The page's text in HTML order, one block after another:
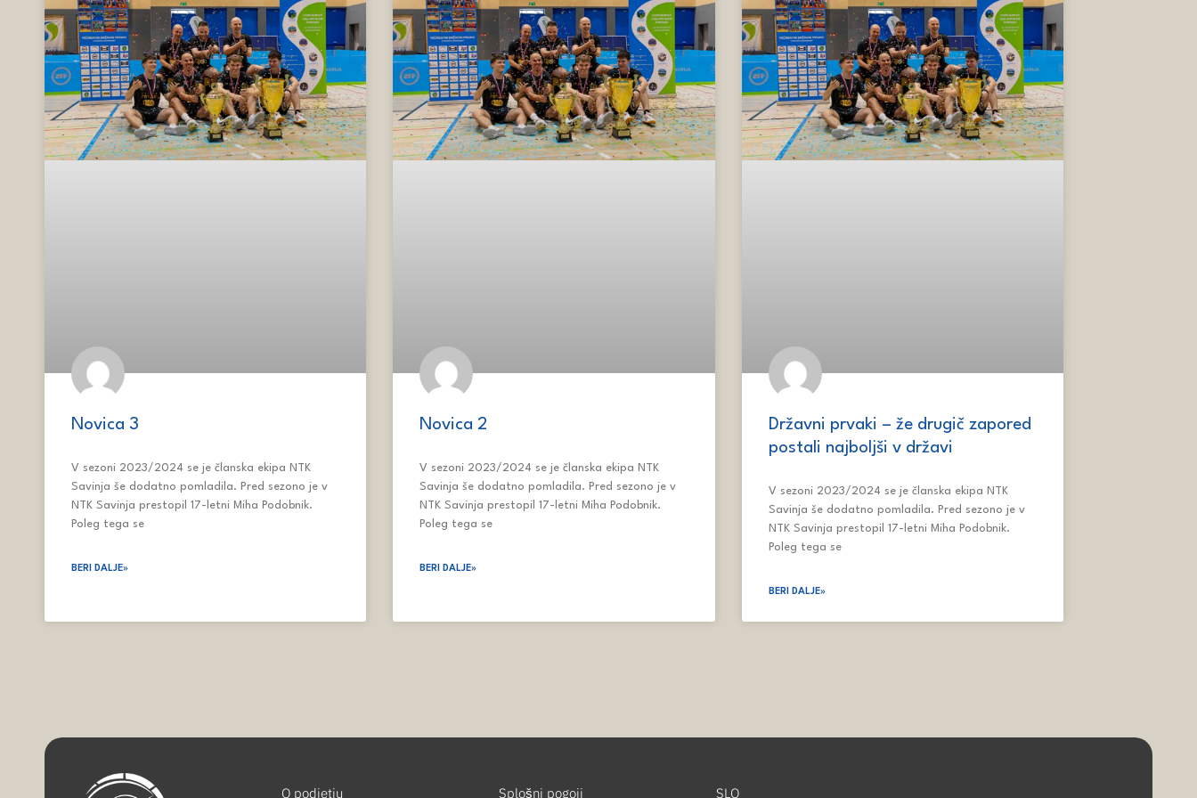
Novica 3
V sezoni 2023/2024 se je članska ekipa NTK
Savinja še dodatno pomladila. Pred sezono je v
NTK Savinja prestopil 17-letni Miha Podobnik.
Poleg tega se
BERI DALJE»
Novica 2
V sezoni 2023/2024 se je članska ekipa NTK
Savinja še dodatno pomladila. Pred sezono je v
NTK Savinja prestopil 17-letni Miha Podobnik.
Poleg tega se
BERI DALJE»
Državni prvaki – že drugič zapored
postali najboljši v državi
V sezoni 2023/2024 se je članska ekipa NTK
Savinja še dodatno pomladila. Pred sezono je v
NTK Savinja prestopil 17-letni Miha Podobnik.
Poleg tega se
BERI DALJE»
O podjetju Splošni pogoji SLO